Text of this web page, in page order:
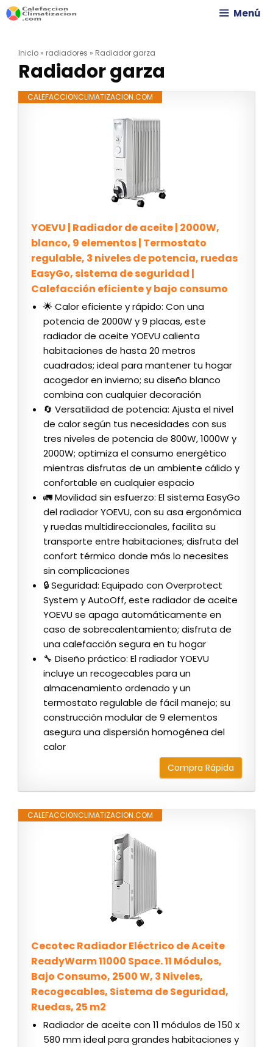
Saltar
contenido
Menú
Inicio » radiadores » Radiador garza
Radiador garza
CALEFACCIONCLIMATIZACION.COM
YOEVU | Radiador de aceite | 2000W,
blanco, 9 elementos | Termostato
regulable, 3 niveles de potencia, ruedas
EasyGo, sistema de seguridad |
Calefacción eficiente y bajo consumo
🌟 Calor eficiente y rápido: Con una
potencia de 2000W y 9 placas, este
radiador de aceite YOEVU calienta
habitaciones de hasta 20 metros
cuadrados; ideal para mantener tu hogar
acogedor en invierno; su diseño blanco
combina con cualquier decoración
🔄 Versatilidad de potencia: Ajusta el nivel
de calor según tus necesidades con sus
tres niveles de potencia de 800W, 1000W y
2000W; optimiza el consumo energético
mientras disfrutas de un ambiente cálido y
confortable en cualquier espacio
🚛 Movilidad sin esfuerzo: El sistema EasyGo
del radiador YOEVU, con su asa ergonómica
y ruedas multidireccionales, facilita su
transporte entre habitaciones; disfruta del
confort térmico donde más lo necesites
sin complicaciones
🔒 Seguridad: Equipado con Overprotect
System y AutoOff, este radiador de aceite
YOEVU se apaga automáticamente en
caso de sobrecalentamiento; disfruta de
una calefacción segura en tu hogar
🔧 Diseño práctico: El radiador YOEVU
incluye un recogecables para un
almacenamiento ordenado y un
termostato regulable de fácil manejo; su
construcción modular de 9 elementos
asegura una dispersión homogénea del
calor
Compra Rápida
CALEFACCIONCLIMATIZACION.COM
Cecotec Radiador Eléctrico de Aceite
ReadyWarm 11000 Space. 11 Módulos,
Bajo Consumo, 2500 W, 3 Niveles,
Recogecables, Sistema de Seguridad,
Ruedas, 25 m2
Radiador de aceite con 11 módulos de 150 x
580 mm ideal para grandes habitaciones y